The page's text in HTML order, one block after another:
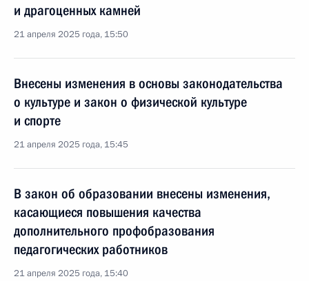
и драгоценных камней
21 апреля 2025 года, 15:50
Внесены изменения в основы законодательства
о культуре и закон о физической культуре
и спорте
21 апреля 2025 года, 15:45
В закон об образовании внесены изменения,
касающиеся повышения качества
дополнительного профобразования
педагогических работников
21 апреля 2025 года, 15:40